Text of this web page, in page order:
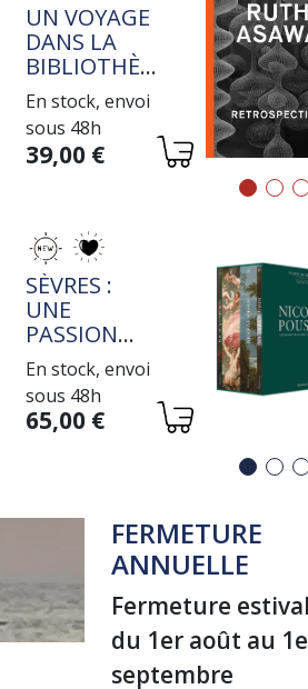
TITRE
UN VOYAGE
DANS LA
BIBLIOTHÈQUE
DE JEAN-
MICHEL
COULON
En stock, envoi
sous 48h
Variations
39,00 €
TITRE
SÈVRES :
UNE
PASSION
ROTHSCHILD
En stock, envoi
sous 48h
Variations
65,00 €
FERMETURE
ANNUELLE
Fermeture
du 1er août au
septembre